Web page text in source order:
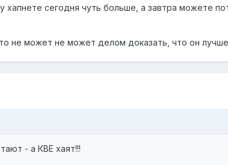
хапнете сегодня чуть больше, а завтра можете
не может не может делом доказать, что он
- а КВЕ хаят!!!